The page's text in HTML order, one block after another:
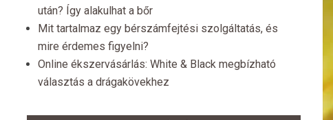
után? Így alakulhat a bőr
Mit tartalmaz egy bérszámfejtési szolgáltatás, és
mire érdemes figyelni?
Online ékszervásárlás: White & Black megbízható
választás a drágakövekhez